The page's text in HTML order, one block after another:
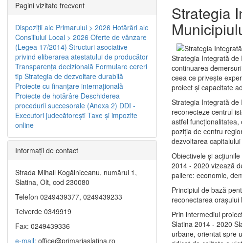
Strategia
Strategia Integrată
continuarea
ceea ce priveşte
proiect și capacitate
Strategia Integrată de
reconecteze centrul
astfel
poziţia de centru
dezvoltarea
Obiectivele şi
2014 - 2020 vizează
paliere: economic,
Principiul de bază
reconectarea oraşului
Prin intermediul
Slatina 2014 - 2020
urbane, orientat spre
Pagini vizitate frecvent
Dispoziţii ale Primarului > 2026 Hotărâri ale
Consiliului Local > 2026 Oferte de vânzare
(Legea 17/2014) Structuri asociative
privind eliberarea atestatului de producător
Transparenţa decizională Formulare cereri
tip Strategia de dezvoltare durabilă
Proiecte cu finanţare internaţională
Proiecte de hotărâre Deschiderea
procedurii succesorale (Anexa 2) DDI -
Executori judecătorești Taxe şi impozite
online
Informaţii de contact
Strada Mihail Kogălniceanu, numărul 1,
Slatina, Olt, cod 230080
Telefon 0249439377, 0249439233
Telverde 0349919
Fax: 0249439336
e-mail: office@primariaslatina.ro